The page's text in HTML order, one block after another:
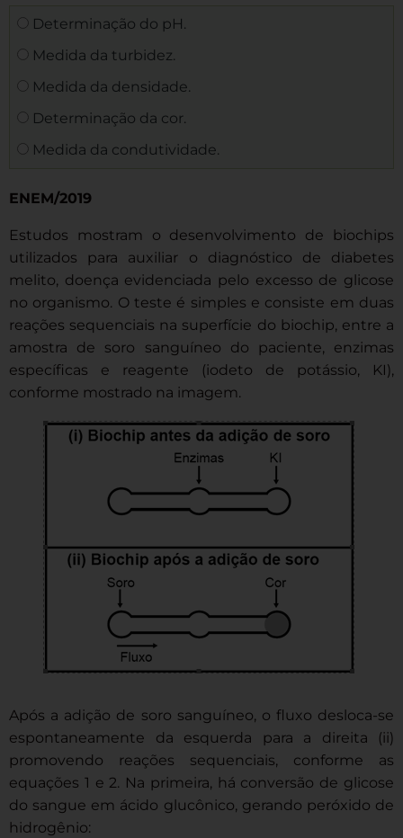
Determinação do pH.
Medida da turbidez.
Medida da densidade.
Determinação da cor.
Medida da condutividade.
ENEM/2019
Estudos mostram o desenvolvimento de biochips
utilizados para auxiliar o diagnóstico de diabetes
melito, doença evidenciada pelo excesso de glicose
no organismo. O teste é simples e consiste em duas
reações sequenciais na superfície do biochip, entre a
amostra de soro sanguíneo do paciente, enzimas
específicas e reagente (iodeto de potássio, KI),
conforme mostrado na imagem.
Após a adição de soro sanguíneo, o fluxo desloca-se
espontaneamente da esquerda para a direita (ii)
promovendo reações sequenciais, conforme as
equações 1 e 2. Na primeira, há conversão de glicose
do sangue em ácido glucônico, gerando peróxido de
hidrogênio: